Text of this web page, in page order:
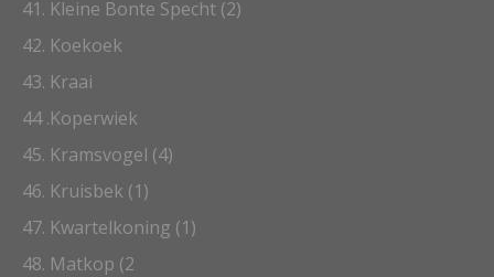
41. Kleine Bonte Specht (2)
42. Koekoek
43. Kraai
44 .Koperwiek
45. Kramsvogel (4)
46. Kruisbek (1)
47. Kwartelkoning (1)
48. Matkop (2